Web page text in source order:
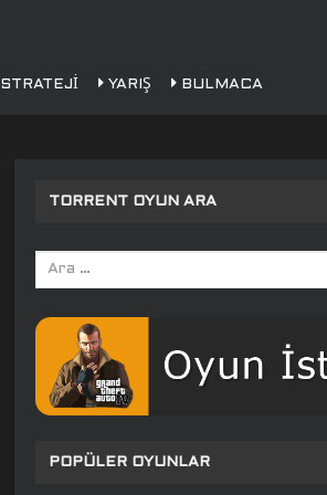
STRATEJI YARIŞ BULMACA
TORRENT OYUN ARA
Arama
yap:
POPÜLER OYUNLAR